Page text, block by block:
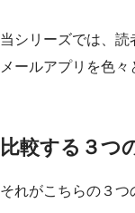
当シリーズでは、
メールアプリを色々
比較する３つ
それがこちらの３つ